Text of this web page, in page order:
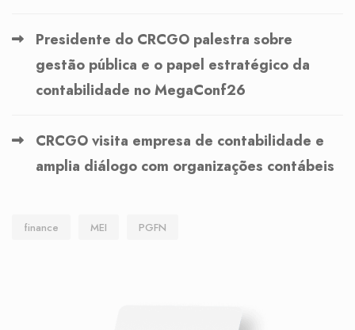
Presidente do CRCGO palestra sobre
gestão pública e o papel estratégico da
contabilidade no MegaConf26
CRCGO visita empresa de contabilidade e
amplia diálogo com organizações contábeis
finance MEI PGFN